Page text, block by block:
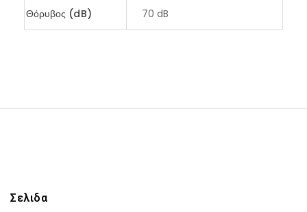
Θόρυβος (dB) 70 dB
Σελιδα